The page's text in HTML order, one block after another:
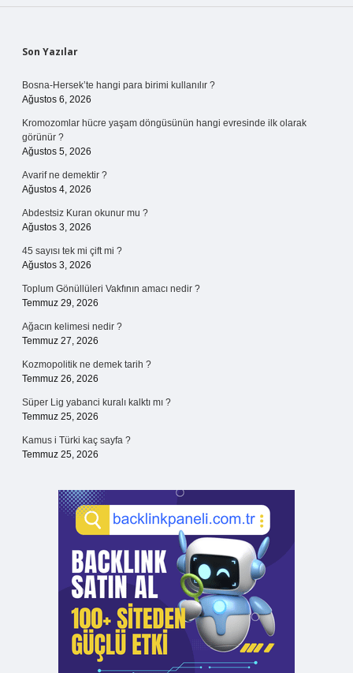
Sidebar
Son Yazılar
Bosna-Hersek’te hangi para birimi kullanılır ?
Ağustos 6, 2026
Kromozomlar hücre yaşam döngüsünün hangi evresinde ilk olarak
görünür ?
Ağustos 5, 2026
Avarif ne demektir ?
Ağustos 4, 2026
Abdestsiz Kuran okunur mu ?
Ağustos 3, 2026
45 sayısı tek mi çift mi ?
Ağustos 3, 2026
Toplum Gönüllüleri Vakfının amacı nedir ?
Temmuz 29, 2026
Ağacın kelimesi nedir ?
Temmuz 27, 2026
Kozmopolitik ne demek tarih ?
Temmuz 26, 2026
Süper Lig yabanci kuralı kalktı mı ?
Temmuz 25, 2026
Kamus i Türki kaç sayfa ?
Temmuz 25, 2026